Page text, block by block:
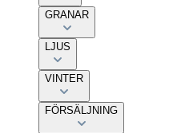
GRANAR
LJUS
VINTER
FÖRSÄLJNING